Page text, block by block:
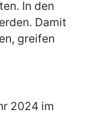
In den
Damit
greifen
2024 im